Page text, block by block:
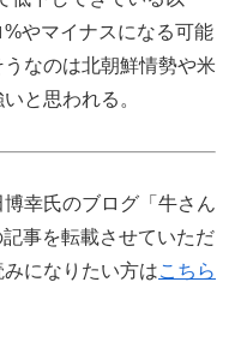
%やマイナスになる可能
なのは北朝鮮情勢や米
と思われる。
幸氏のブログ「牛さん
事を転載させていただ
になりたい方はこちら